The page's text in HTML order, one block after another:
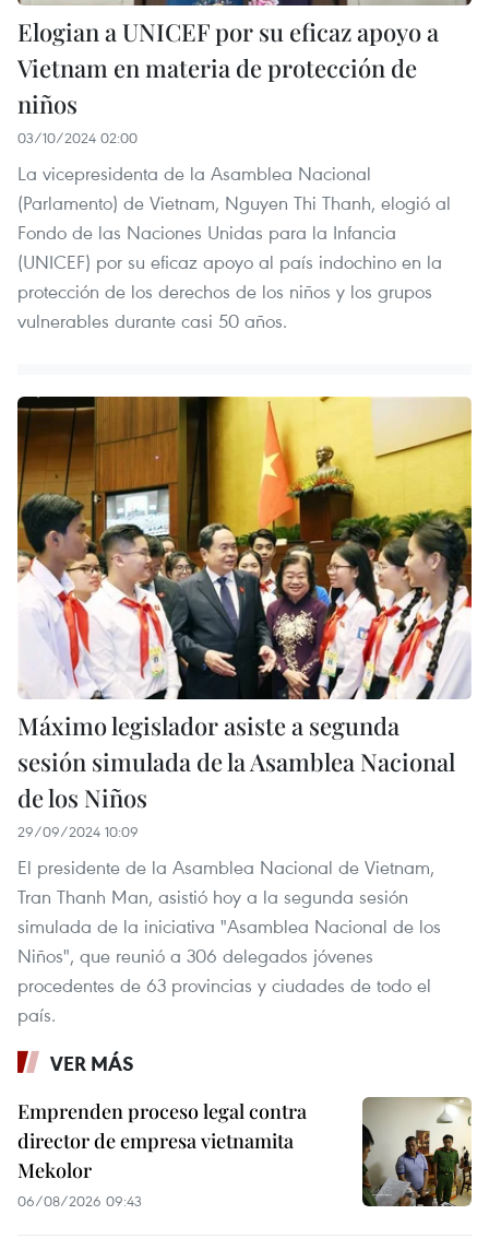
Elogian a UNICEF por su eficaz apoyo a
Vietnam en materia de protección de
niños
03/10/2024 02:00
La vicepresidenta de la Asamblea Nacional
(Parlamento) de Vietnam, Nguyen Thi Thanh, elogió al
Fondo de las Naciones Unidas para la Infancia
(UNICEF) por su eficaz apoyo al país indochino en la
protección de los derechos de los niños y los grupos
vulnerables durante casi 50 años.
Máximo legislador asiste a segunda
sesión simulada de la Asamblea Nacional
de los Niños
29/09/2024 10:09
El presidente de la Asamblea Nacional de Vietnam,
Tran Thanh Man, asistió hoy a la segunda sesión
simulada de la iniciativa "Asamblea Nacional de los
Niños", que reunió a 306 delegados jóvenes
procedentes de 63 provincias y ciudades de todo el
país.
VER MÁS
Emprenden proceso legal contra
director de empresa vietnamita
Mekolor
06/08/2026 09:43